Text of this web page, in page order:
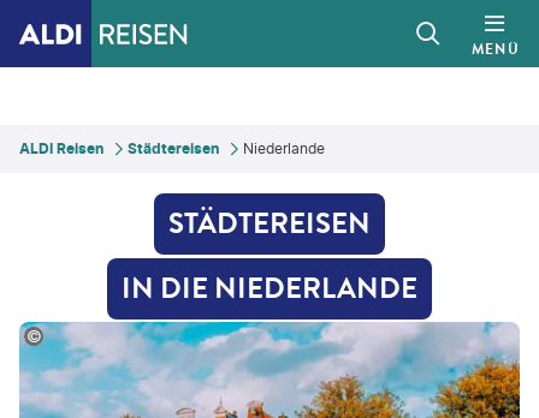
MENÜ
ALDI Reisen Städtereisen Niederlande
STÄDTEREISEN
IN DIE NIEDERLANDE
Tichonow - gty